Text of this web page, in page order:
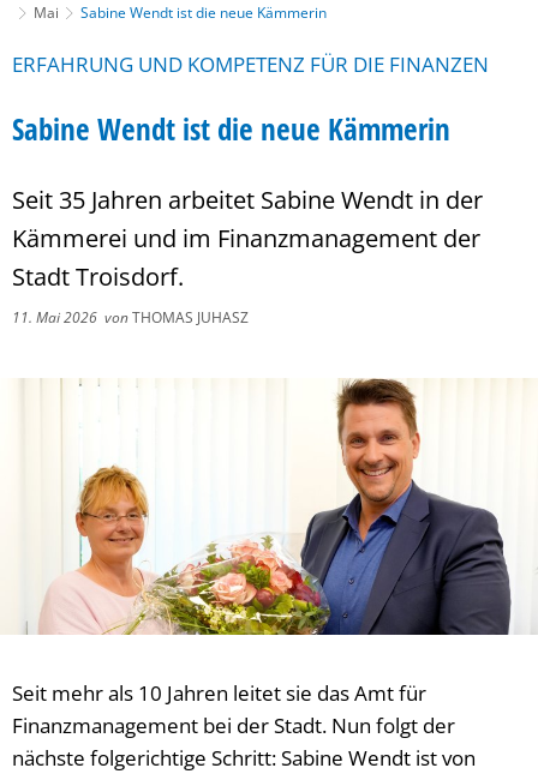
Mai
Sabine Wendt ist die neue Kämmerin
ERFAHRUNG UND KOMPETENZ FÜR DIE FINANZEN
Sabine Wendt ist die neue Kämmerin
Seit 35 Jahren arbeitet Sabine Wendt in der
Kämmerei und im Finanzmanagement der
Stadt Troisdorf.
11. Mai 2026 vonTHOMAS JUHASZ
Seit mehr als 10 Jahren leitet sie das Amt für
Finanzmanagement bei der Stadt. Nun folgt der
nächste folgerichtige Schritt: Sabine Wendt ist von